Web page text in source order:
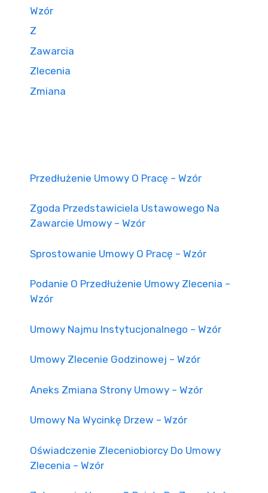
Wzór
Z
Zawarcia
Zlecenia
Zmiana
Przedłużenie Umowy O Pracę – Wzór
Zgoda Przedstawiciela Ustawowego Na
Zawarcie Umowy – Wzór
Sprostowanie Umowy O Pracę – Wzór
Podanie O Przedłużenie Umowy Zlecenia –
Wzór
Umowy Najmu Instytucjonalnego – Wzór
Umowy Zlecenie Godzinowej – Wzór
Aneks Zmiana Strony Umowy – Wzór
Umowy Na Wycinkę Drzew – Wzór
Oświadczenie Zleceniobiorcy Do Umowy
Zlecenia – Wzór